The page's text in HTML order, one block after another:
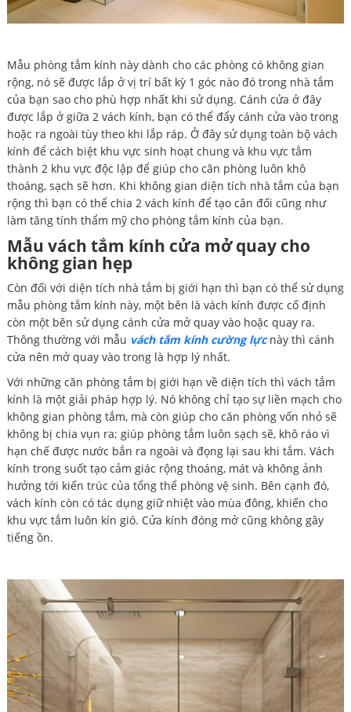
Mẫu phòng tắm kính này dành cho các phòng có không gian
rộng, nó sẽ được lắp ở vị trí bất kỳ 1 góc nào đó trong nhà tắm
của bạn sao cho phù hợp nhất khi sử dụng. Cánh cửa ở đây
được lắp ở giữa 2 vách kính, bạn có thể đẩy cánh cửa vào trong
hoặc ra ngoài tùy theo khi lắp ráp. Ở đây sử dụng toàn bộ vách
kính để cách biệt khu vực sinh hoạt chung và khu vực tắm
thành 2 khu vực độc lập để giúp cho căn phòng luôn khô
thoáng, sạch sẽ hơn. Khi không gian diện tích nhà tắm của bạn
rộng thì bạn có thể chia 2 vách kính để tạo cân đối cũng như
làm tăng tính thẩm mỹ cho phòng tắm kính của bạn.
Mẫu vách tắm kính cửa mở quay cho
không gian hẹp
Còn đối với diện tích nhà tắm bị giới hạn thì bạn có thể sử dụng
mẫu phòng tắm kính này, một bên là vách kính được cố định
còn một bên sử dụng cánh cửa mở quay vào hoặc quay ra.
Thông thường với mẫu vách tắm kính cường lựcnày thì cánh
cửa nên mở quay vào trong là hợp lý nhất.
Với những căn phòng tắm bị giới hạn về diện tích thì vách tắm
kính là một giải pháp hợp lý. Nó không chỉ tạo sự liền mạch cho
không gian phòng tắm, mà còn giúp cho căn phòng vốn nhỏ sẽ
không bị chia vụn ra; giúp phòng tắm luôn sạch sẽ, khô ráo vì
hạn chế được nước bắn ra ngoài và đọng lại sau khi tắm. Vách
kính trong suốt tạo cảm giác rộng thoáng, mát và không ảnh
hưởng tới kiến trúc của tổng thể phòng vệ sinh. Bên cạnh đó,
vách kính còn có tác dụng giữ nhiệt vào mùa đông, khiến cho
khu vực tắm luôn kín gió. Cửa kính đóng mở cũng không gây
tiếng ồn.